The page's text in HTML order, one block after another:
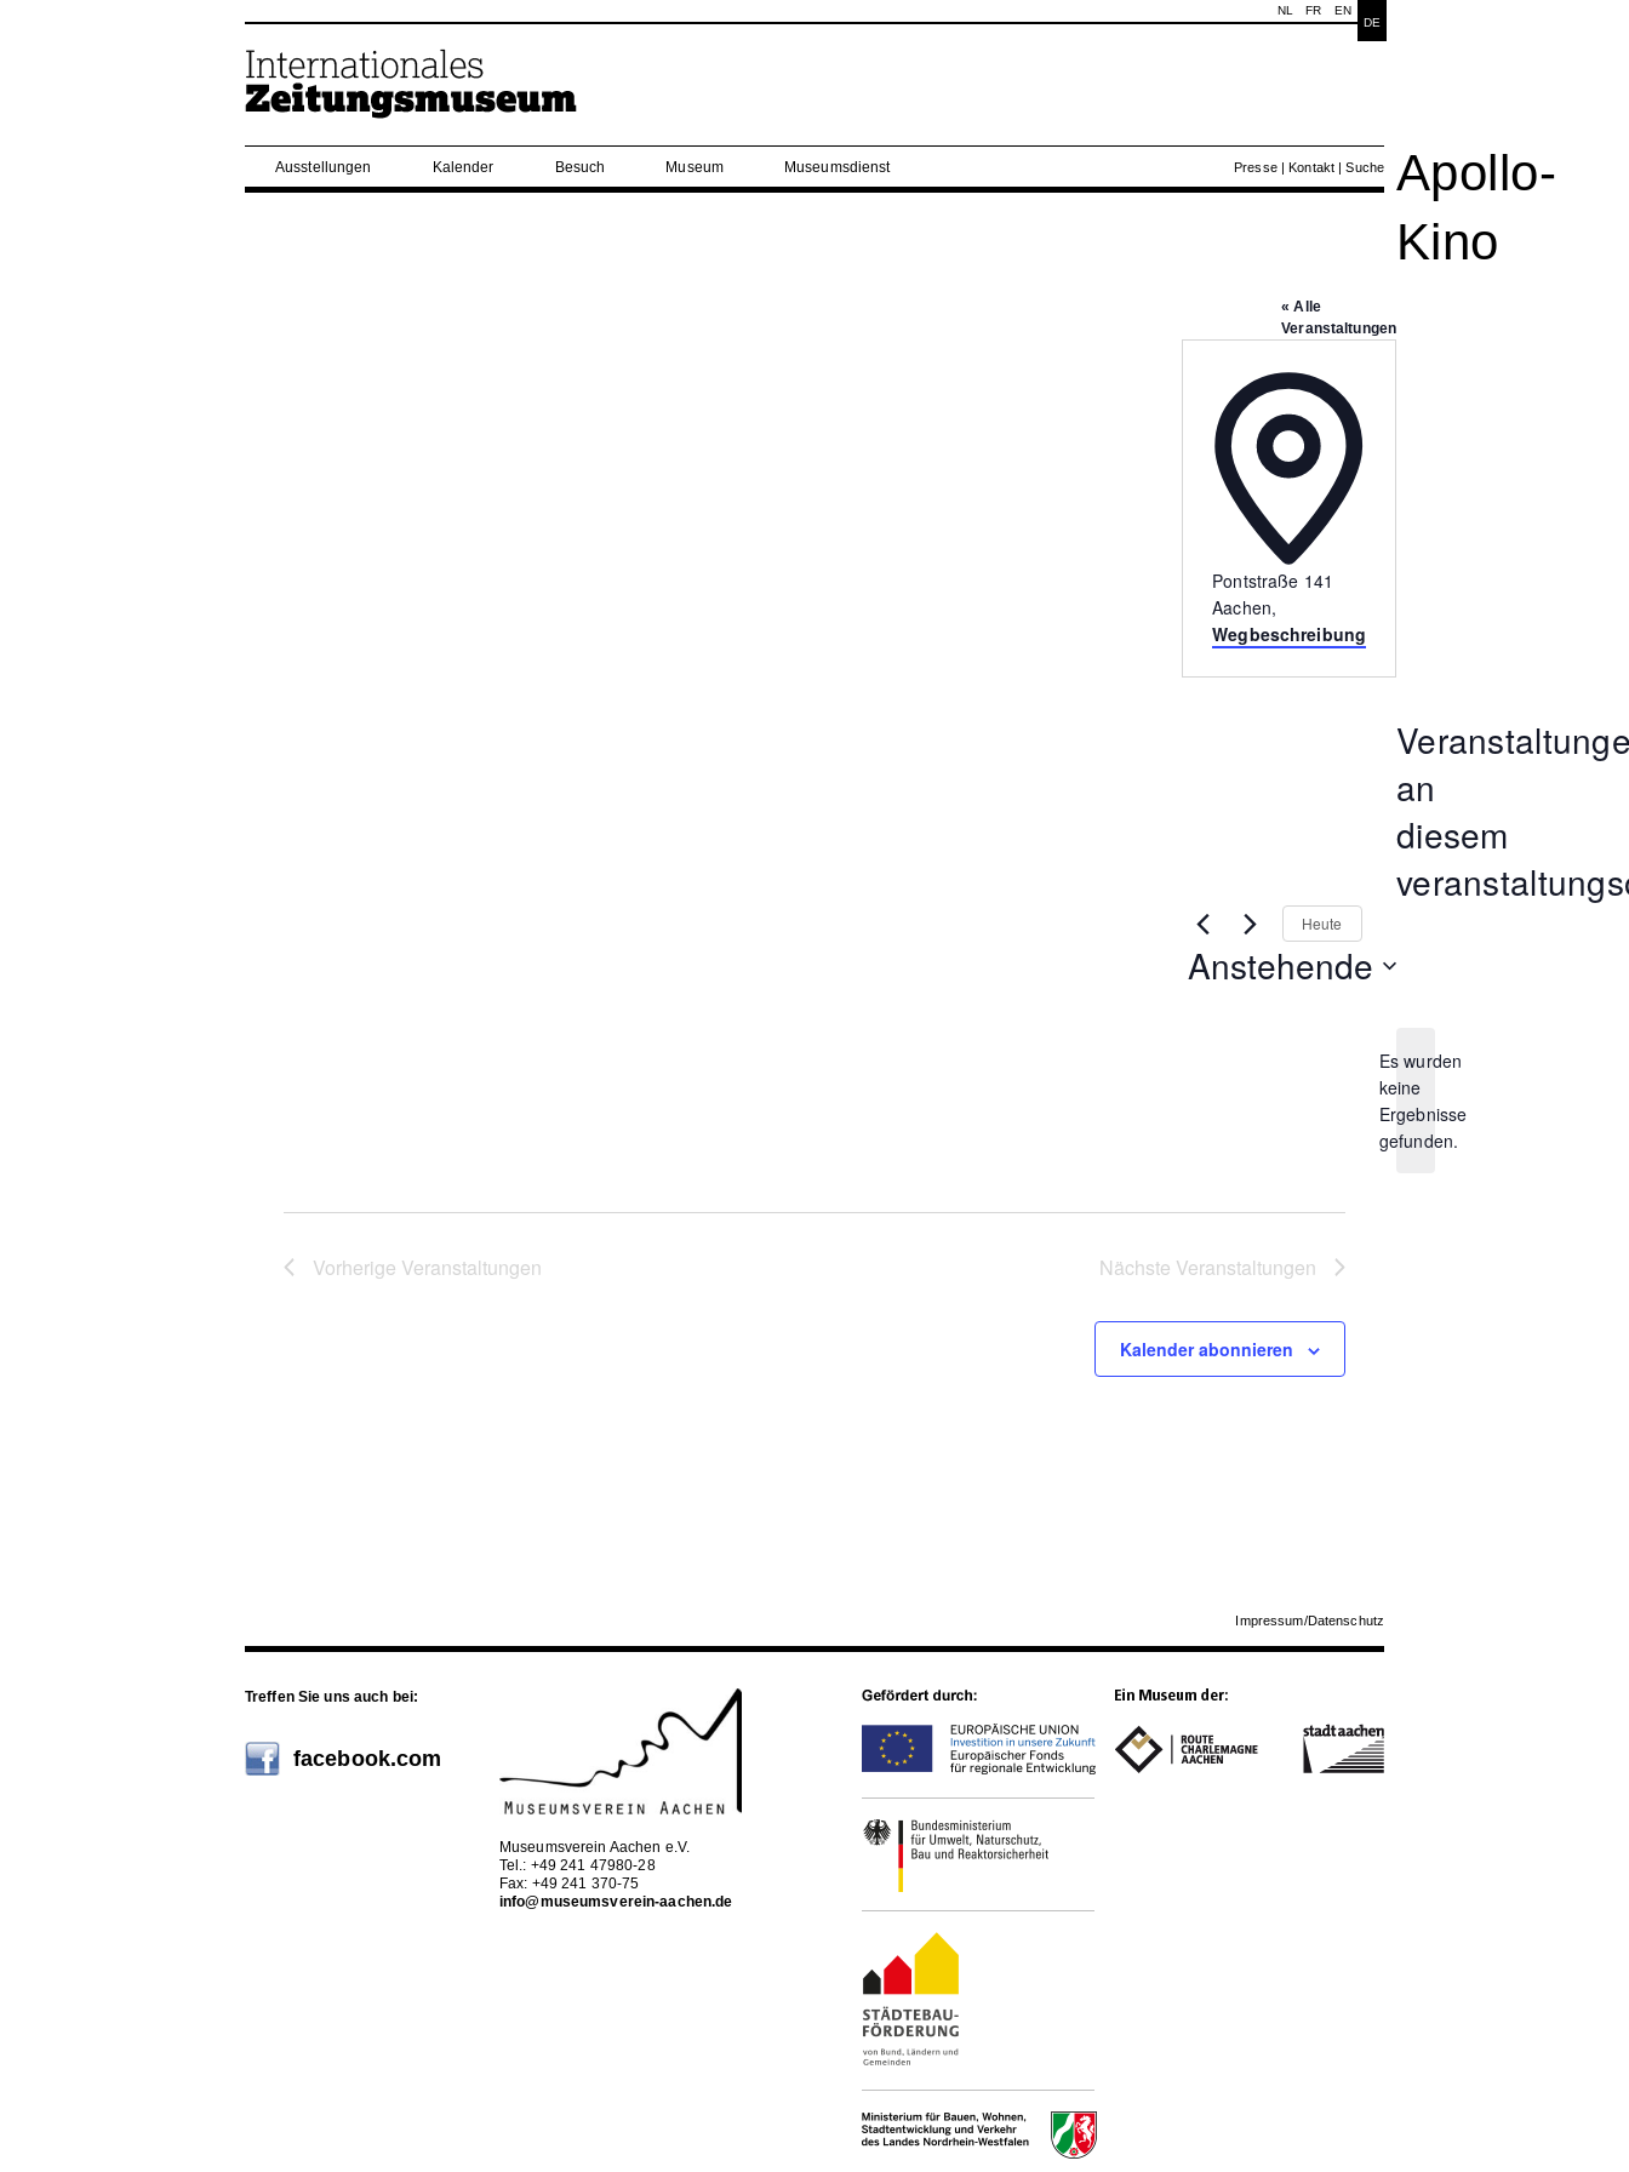
DE
EN
FR
NL
Ausstellungen Kalender Besuch Museum Museumsdienst Presse|Kontakt |Suche
Apollo-
Kino
« Alle
Veranstaltungen
Pontstraße 141
Aachen,
Wegbeschreibung
an
diesem
Hinweis
Es wurden
keine
Ergebnisse
gefunden.
Heute
Anstehende
Vorherige Veranstaltungen Nächste Veranstaltungen
Kalender abonnieren
Impressum/Datenschutz
Treffen Sie uns auch bei:
facebook.com
Museumsverein Aachen e.V.
Tel.: +49 241 47980-28
Fax: +49 241 370-75
info@museumsverein-aachen.de